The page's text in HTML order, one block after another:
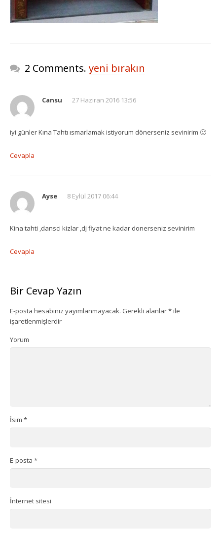
Ekipman Kiralama
Palyanço Servisi
Kokteyl Organizasyonu
Dönemsel Organizasyonlar
Kurumsal Organizasyonlar
Piknik Organizasyonu
Mezuniyet Töreni Organizasyonu
Gaziantep Bistro Masa Kiralama
Dansçı Ve Dansöz Kiralama
Gaziantep Organizasyon
2 Comments. yeni bırakın
Cansu 27 Haziran 2016 13:56
iyi günler Kına Tahtı ısmarlamak istiyorum dönerseniz sevinirim 🙂
Cevapla
Ayse 8 Eylül 2017 06:44
Kina tahti ,dansci kizlar ,dj fiyat ne kadar donerseniz sevinirim
Cevapla
Bir Cevap Yazın
E-posta hesabınız yayımlanmayacak. Gerekli alanlar*ile
işaretlenmişlerdir
Yorum
İsim *
E-posta *
İnternet sitesi